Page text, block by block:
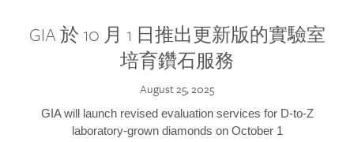
GIA 於 10 月 1 日推出更新版的實驗室
培育鑽石服務
August 25, 2025
GIA will launch revised evaluation services for D-to-Z
laboratory-grown diamonds on October 1